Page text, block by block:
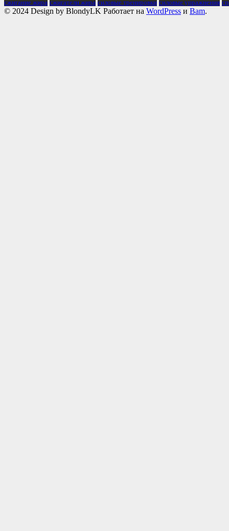
сжигание жира сжигатели жира силовые тренировки силовые упражнения
© 2024 Design by BlondyLK Работает на WordPress и Bam.